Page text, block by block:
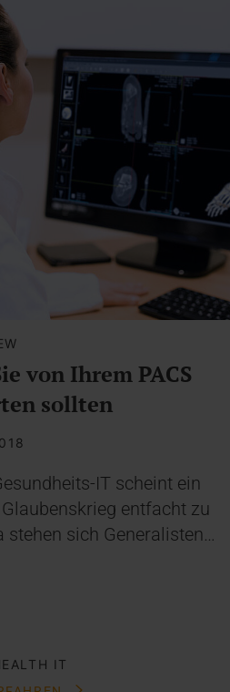
von Ihrem PACS
sollten
IT scheint ein
entfacht zu
stehen sich Generalisten…
IT